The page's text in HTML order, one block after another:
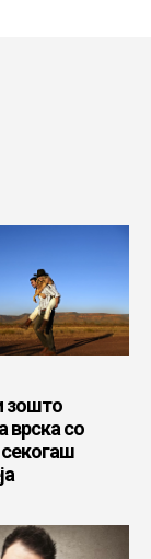
зошто
врска со